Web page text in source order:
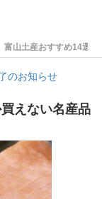
富山土産おすすめ14選
のお知らせ
えない名産品